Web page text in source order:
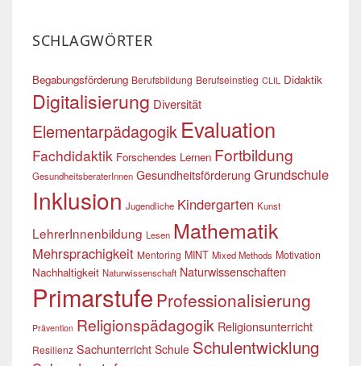
SCHLAGWÖRTER
Begabungsförderung Berufsbildung Berufseinstieg CLIL Didaktik
Digitalisierung Diversität
Elementarpädagogik Evaluation
Fachdidaktik Forschendes Lernen Fortbildung
GesundheitsberaterInnen Gesundheitsförderung Grundschule
Inklusion Jugendliche Kindergarten Kunst
LehrerInnenbildung Lesen Mathematik
Mehrsprachigkeit Mentoring MINT Mixed Methods Motivation
Nachhaltigkeit Naturwissenschaft Naturwissenschaften
Primarstufe Professionalisierung
Prävention Religionspädagogik Religionsunterricht
Resilienz Sachunterricht Schule Schulentwicklung